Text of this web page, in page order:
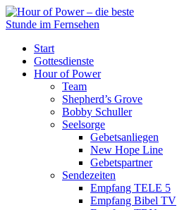
Start
Gottesdienste
Hour of Power
Team
Shepherd’s Grove
Bobby Schuller
Seelsorge
Gebetsanliegen
New Hope Line
Gebetspartner
Sendezeiten
Empfang TELE 5
Empfang Bibel TV